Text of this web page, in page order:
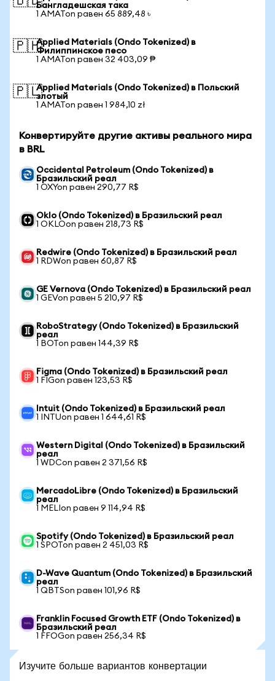
Бангладешская така
1 AMATon равен 65 889,48 ৳
🇵🇭Applied Materials (Ondo Tokenized) в
Филиппинское песо
1 AMATon равен 32 403,09 ₱
🇵🇱Applied Materials (Ondo Tokenized) в Польский
злотый
1 AMATon равен 1 984,10 zł
Конвертируйте другие активы реального мира
в BRL
Occidental Petroleum (Ondo Tokenized) в
Бразильский реал
1 OXYon равен 290,77 R$
Oklo (Ondo Tokenized) в Бразильский реал
1 OKLOon равен 218,73 R$
Redwire (Ondo Tokenized) в Бразильский реал
1 RDWon равен 60,87 R$
GE Vernova (Ondo Tokenized) в Бразильский реал
1 GEVon равен 5 210,97 R$
RoboStrategy (Ondo Tokenized) в Бразильский
реал
1 BOTon равен 144,39 R$
Figma (Ondo Tokenized) в Бразильский реал
1 FIGon равен 123,53 R$
Intuit (Ondo Tokenized) в Бразильский реал
1 INTUon равен 1 644,61 R$
Western Digital (Ondo Tokenized) в Бразильский
реал
1 WDCon равен 2 371,56 R$
MercadoLibre (Ondo Tokenized) в Бразильский
реал
1 MELIon равен 9 114,94 R$
Spotify (Ondo Tokenized) в Бразильский реал
1 SPOTon равен 2 451,03 R$
D-Wave Quantum (Ondo Tokenized) в Бразильский
реал
1 QBTSon равен 101,96 R$
Franklin Focused Growth ETF (Ondo Tokenized) в
Бразильский реал
1 FFOGon равен 256,34 R$
Изучите больше вариантов конвертации